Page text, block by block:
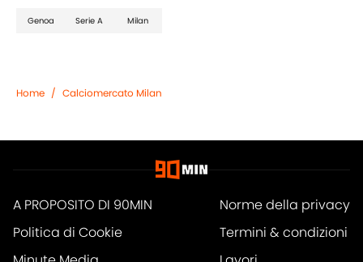
Genoa Serie A Milan
Home / Calciomercato Milan
A PROPOSITO DI 90MIN
Norme della privacy
Politica di Cookie
Termini & condizioni